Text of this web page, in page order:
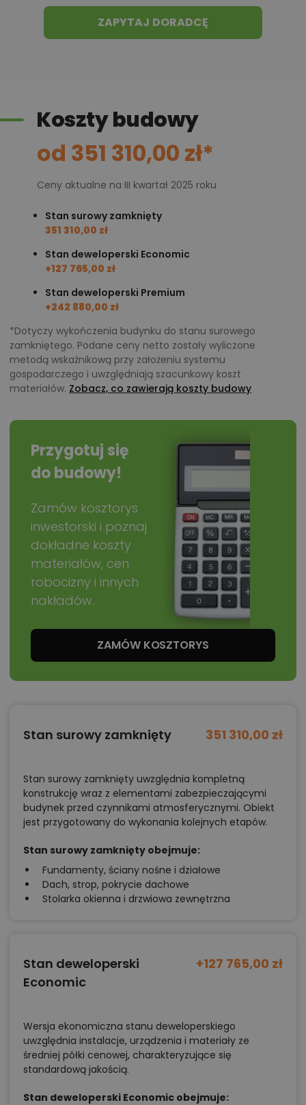
ZAPYTAJ DORADCĘ
Koszty budowy
od 351 310,00 zł*
Ceny aktualne na III kwartał 2025 roku
Stan surowy zamknięty
351 310,00 zł
Stan deweloperski Economic
+127 765,00 zł
Stan deweloperski Premium
+242 880,00 zł
*Dotyczy wykończenia budynku do stanu surowego
zamkniętego. Podane ceny netto zostały wyliczone
metodą wskaźnikową przy założeniu systemu
gospodarczego i uwzględniają szacunkowy koszt
materiałów. Zobacz, co zawierają koszty budowy
Przygotuj się
do budowy!
Zamów kosztorys
inwestorski i poznaj
dokładne koszty
materiałów, cen
robocizny i innych
nakładów.
ZAMÓW KOSZTORYS
Stan surowy zamknięty 351 310,00 zł
Stan surowy zamknięty uwzględnia kompletną
konstrukcję wraz z elementami zabezpieczającymi
budynek przed czynnikami atmosferycznymi. Obiekt
jest przygotowany do wykonania kolejnych etapów.
Stan surowy zamknięty obejmuje:
Fundamenty, ściany nośne i działowe
Dach, strop, pokrycie dachowe
Stolarka okienna i drzwiowa zewnętrzna
Stan deweloperski
Economic
+127 765,00 zł
Wersja ekonomiczna stanu deweloperskiego
uwzględnia instalacje, urządzenia i materiały ze
średniej półki cenowej, charakteryzujące się
standardową jakością.
Stan deweloperski Economic obejmuje: